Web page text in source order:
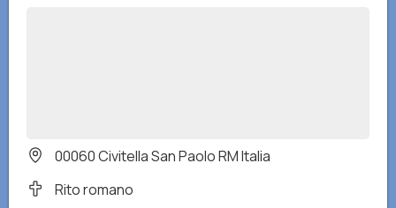
00060 Civitella San Paolo RM Italia
Rito romano